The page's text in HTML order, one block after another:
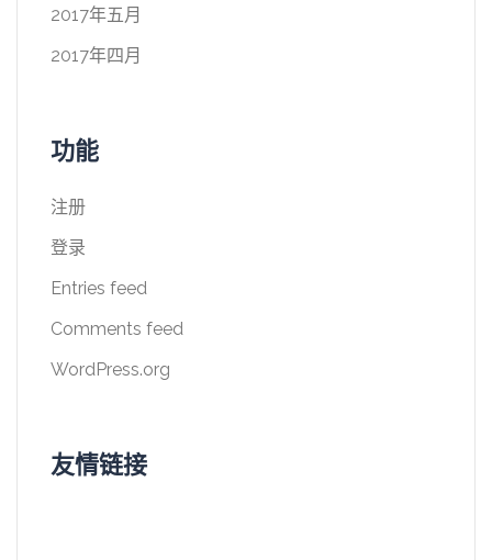
2017年五月
2017年四月
功能
注册
登录
Entries feed
Comments feed
WordPress.org
友情链接